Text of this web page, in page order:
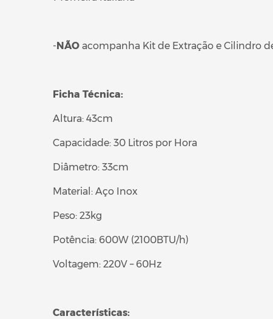
-NÃO acompanha Kit de Extração e Cilindro
Ficha Técnica:
Altura: 43cm
Capacidade: 30 Litros por Hora
Diâmetro: 33cm
Material: Aço Inox
Peso: 23kg
Potência: 600W (2100BTU/h)
Voltagem: 220V – 60Hz
Características: